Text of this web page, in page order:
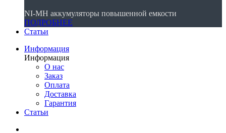
NI-MH аккумуляторы повышенной емкости
ПОДРОБНЕЕ
Статьи
Информация
Информация
О нас
Заказ
Оплата
Доставка
Гарантия
Статьи